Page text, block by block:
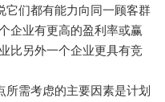
它们都有能力向同一顾客群
企业有更高的盈利率或赢
比另外一个企业更具有竞
需考虑的主要因素是计划